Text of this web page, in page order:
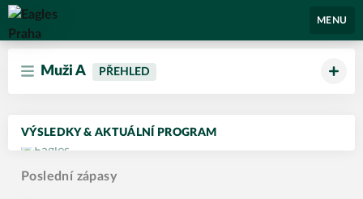
Eagles Praha
MENU
Muži A PŘEHLED
VÝSLEDKY & AKTUÁLNÍ PROGRAM
Poslední zápasy